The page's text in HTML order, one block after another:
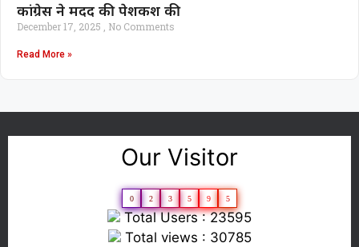
कांग्रेस ने मदद की पेशकश की
December 17, 2025 No Comments
Read More »
Our Visitor
0 2 3 5 9 5
Total Users : 23595
Total views : 30785